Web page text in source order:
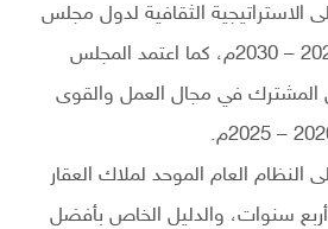
الاستراتيجية الثقافية لدول مجلس
التعاون للعقد القادم 2020 – 2030م، كما اعتمد المجلس
المشترك في مجال العمل والقوى
النظام العام الموحد لملاك العقار
سنوات، والدليل الخاص بأفضل